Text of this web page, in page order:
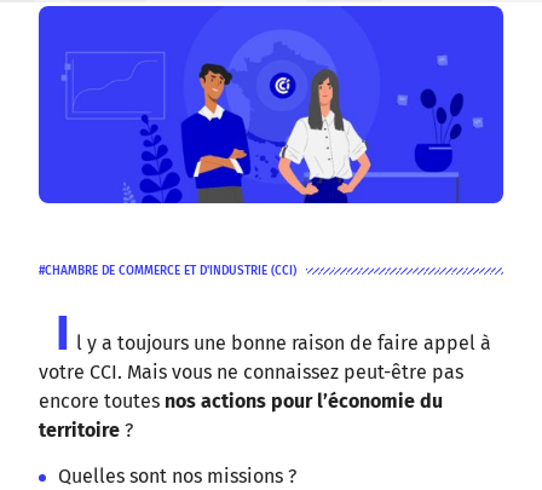
CHAMBRE DE COMMERCE ET D'INDUSTRIE (CCI)
I l y a toujours une bonne raison de faire appel à
votre CCI. Mais vous ne connaissez peut-être pas
encore toutes nos actions pour l’économie du
territoire ?
Quelles sont nos missions ?